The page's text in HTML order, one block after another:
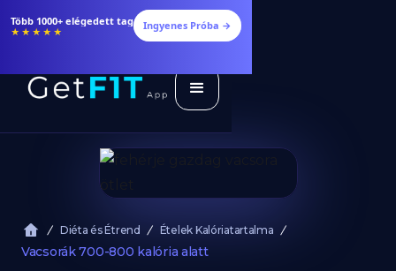
Több 1000+ elégedett tag
★★★★★ Ingyenes Próba →
Diéta és Étrend Ételek Kalóriatartalma
Vacsorák 700-800 kalória alatt